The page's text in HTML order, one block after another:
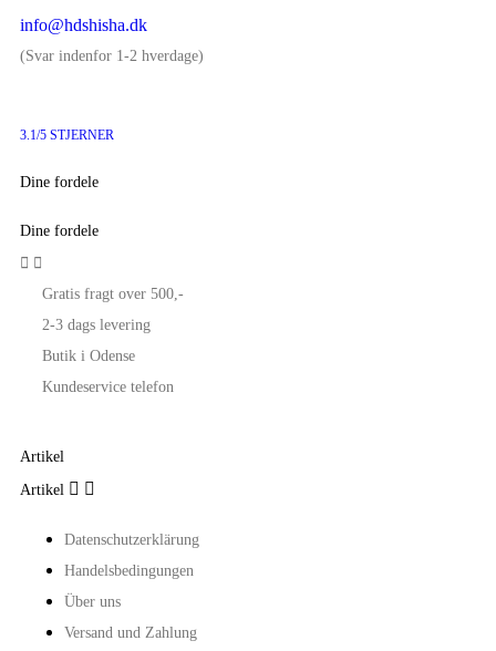
info@hdshisha.dk
(Svar indenfor 1-2 hverdage)
3.1/5 STJERNER
Dine fordele
Dine fordele
 
Gratis fragt over 500,-
2-3 dags levering
Butik i Odense
Kundeservice telefon
Artikel
Artikel  
Datenschutzerklärung
Handelsbedingungen
Über uns
Versand und Zahlung